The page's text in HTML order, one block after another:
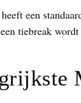
een
tiebreak